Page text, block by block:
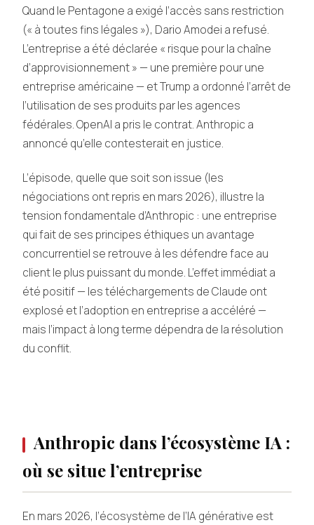
Quand le Pentagone a exigé l’accès sans restriction
(« à toutes fins légales »), Dario Amodei a refusé.
L’entreprise a été déclarée « risque pour la chaîne
d’approvisionnement » — une première pour une
entreprise américaine — et Trump a ordonné l’arrêt de
l’utilisation de ses produits par les agences
fédérales. OpenAI a pris le contrat. Anthropic a
annoncé qu’elle contesterait en justice.
L’épisode, quelle que soit son issue (les
négociations ont repris en mars 2026), illustre la
tension fondamentale d’Anthropic : une entreprise
qui fait de ses principes éthiques un avantage
concurrentiel se retrouve à les défendre face au
client le plus puissant du monde. L’effet immédiat a
été positif — les téléchargements de Claude ont
explosé et l’adoption en entreprise a accéléré —
mais l’impact à long terme dépendra de la résolution
du conflit.
Anthropic dans l’écosystème IA :
où se situe l’entreprise
En mars 2026, l’écosystème de l’IA générative est